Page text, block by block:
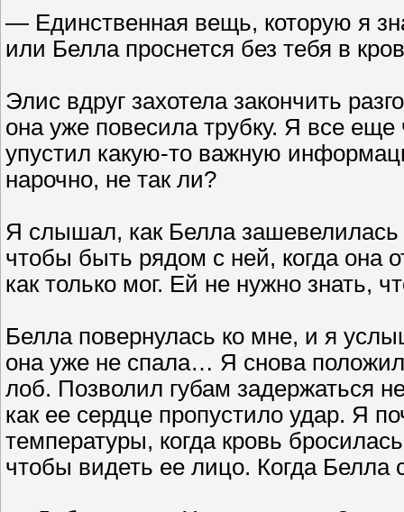
— Единственная вещь, которую я
или Белла проснется без тебя в
Элис вдруг захотела закончить
она уже повесила трубку. Я все еще
упустил какую-то важную
нарочно, не так ли?
Я слышал, как Белла зашевелилась
чтобы быть рядом с ней, когда она
как только мог. Ей не нужно знать,
Белла повернулась ко мне, и я
она уже не спала… Я снова
лоб. Позволил губам задержаться
как ее сердце пропустило удар. Я
температуры, когда кровь
чтобы видеть ее лицо. Когда